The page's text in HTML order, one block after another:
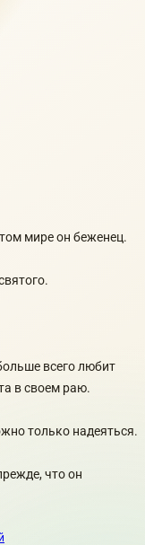
мире он беженец.
всего любит
в своем раю.
только надеяться.
что он